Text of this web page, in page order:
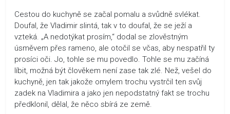
Cestou do kuchyně se začal pomalu a svůdně svlékat.
Doufal, že Vladimir slintá, tak v to doufal, že se ježí a
vzteká. „A nedotýkat prosím,“ dodal se zlověstným
úsměvem přes rameno, ale otočil se včas, aby nespatřil ty
prosíci oči. Jo, tohle se mu povedlo. Tohle se mu začíná
líbit, možná být člověkem není zase tak zlé. Než, vešel do
kuchyně, jen tak jakože omylem trochu vystrčil ten svůj
zadek na Vladimira a jako jen nepodstatný fakt se trochu
předklonil, dělal, že něco sbírá ze země.